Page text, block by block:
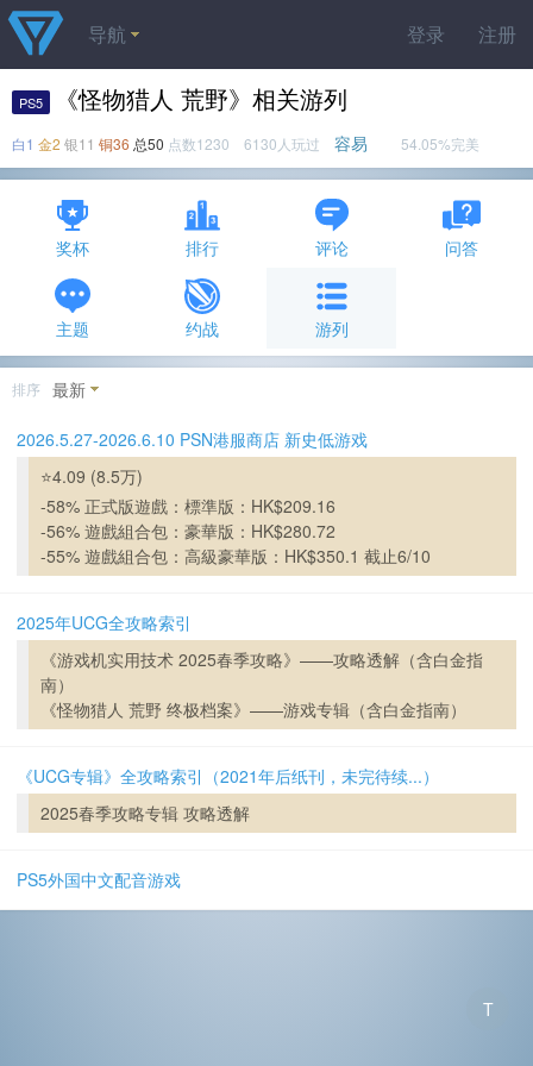
登录 注册
导航
PS5 《怪物猎人 荒野》相关游列
白1 金2 银11 铜36 总50 点数1230 6130人玩过 容易 54.05%完美
奖杯 排行 评论 问答
主题 约战 游列
排序 最新
2026.5.27-2026.6.10 PSN港服商店 新史低游戏
⭐4.09 (8.5万)
-58% 正式版遊戲：標準版：HK$209.16
-56% 遊戲組合包：豪華版：HK$280.72
-55% 遊戲組合包：高級豪華版：HK$350.1 截止6/10
2025年UCG全攻略索引
《游戏机实用技术 2025春季攻略》——攻略透解（含白金指
南）
《怪物猎人 荒野 终极档案》——游戏专辑（含白金指南）
《UCG专辑》全攻略索引（2021年后纸刊，未完待续...）
2025春季攻略专辑 攻略透解
PS5外国中文配音游戏
T